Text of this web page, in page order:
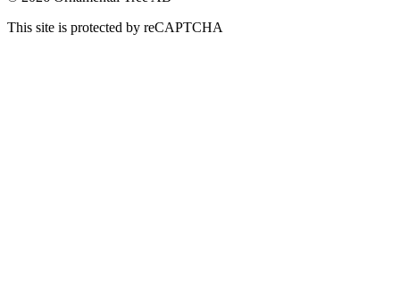
This site is protected by reCAPTCHA